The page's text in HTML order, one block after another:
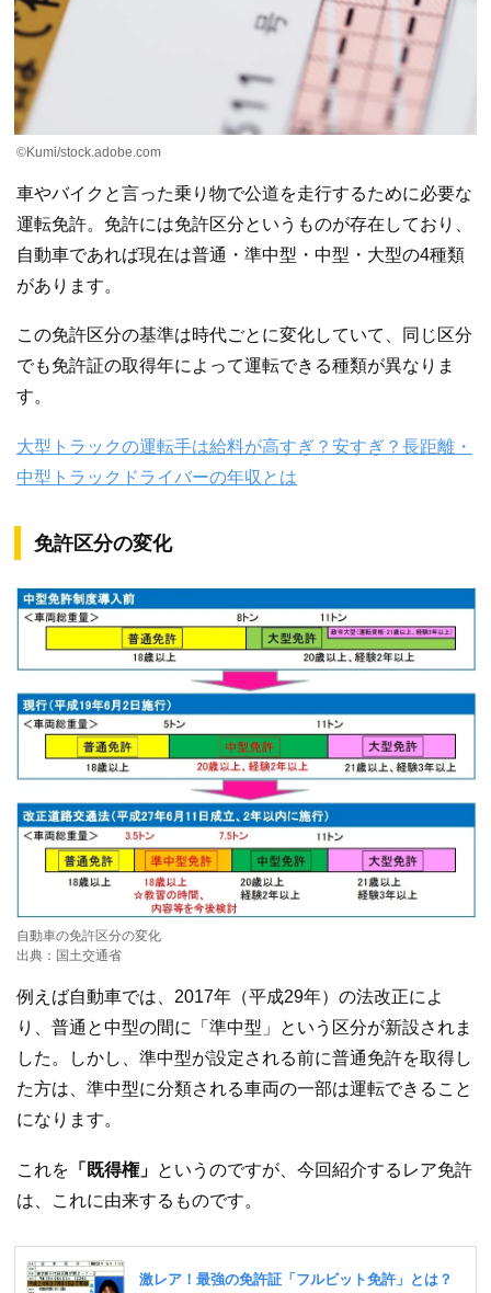
©Kumi/stock.adobe.com
車やバイクと言った乗り物で公道を走行するために必要な
運転免許。免許には免許区分というものが存在しており、
自動車であれば現在は普通・準中型・中型・大型の4種類
があります。
この免許区分の基準は時代ごとに変化していて、同じ区分
でも免許証の取得年によって運転できる種類が異なりま
す。
大型トラックの運転手は給料が高すぎ？安すぎ？長距離・
中型トラックドライバーの年収とは
免許区分の変化
自動車の免許区分の変化
出典：国土交通省
例えば自動車では、2017年（平成29年）の法改正によ
り、普通と中型の間に「準中型」という区分が新設されま
した。しかし、準中型が設定される前に普通免許を取得し
た方は、準中型に分類される車両の一部は運転できること
になります。
これを 「既得権」 というのですが、今回紹介するレア免許
は、これに由来するものです。